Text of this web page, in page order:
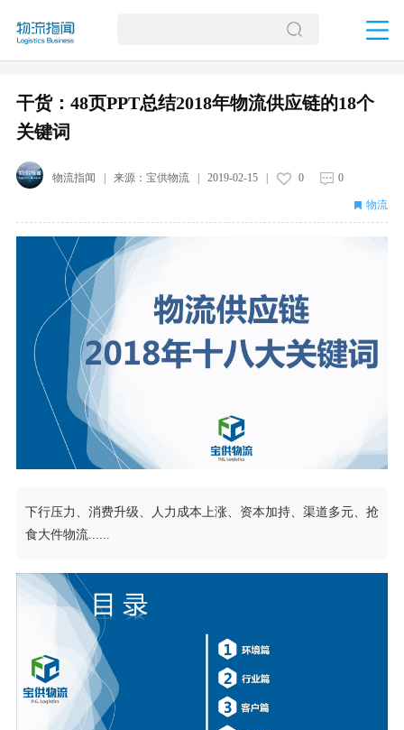
干货：48页PPT总结2018年物流供应链的18个
关键词
物流指闻 | 来源： 宝供物流| 2019-02-15| 0 0
物流
下行压力、消费升级、人力成本上涨、资本加持、渠道多元、抢
食大件物流......